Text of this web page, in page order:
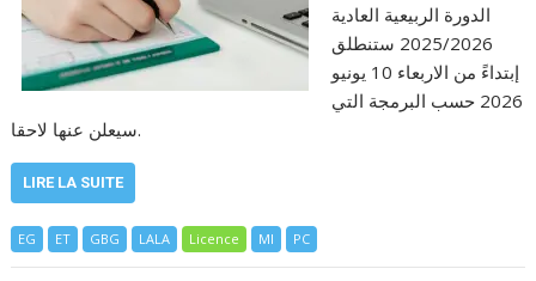
الدورة الربيعية العادية
2025/2026 ستنطلق
إبتداءً من الاربعاء 10 يونيو
2026 حسب البرمجة التي
سيعلن عنها لاحقا.
LIRE LA SUITE
EG ET GBG LALA Licence MI PC